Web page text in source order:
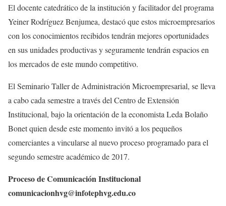
El docente catedrático de la institución y facilitador del programa
Yeiner Rodríguez Benjumea, destacó que estos microempresarios
con los conocimientos recibidos tendrán mejores oportunidades
en sus unidades productivas y seguramente tendrán espacios en
los mercados de este mundo competitivo.
El Seminario Taller de Administración Microempresarial, se lleva
a cabo cada semestre a través del Centro de Extensión
Institucional, bajo la orientación de la economista Leda Bolaño
Bonet quien desde este momento invitó a los pequeños
comerciantes a vincularse al nuevo proceso programado para el
segundo semestre académico de 2017.
Proceso de Comunicación Institucional
comunicacionhvg@infotephvg.edu.co